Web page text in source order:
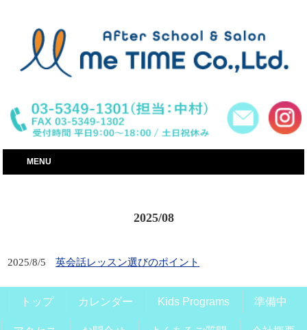
MENU
2025/08
2025/8/5 英会話レッスン選びのポイント
トップ カレンダー Kids Programs 準備中